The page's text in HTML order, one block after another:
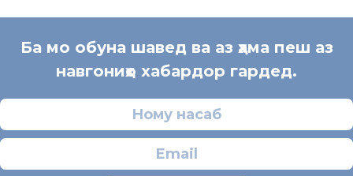
Ба мо обуна шавед ва аз ҳама пеш аз
навгониҳо хабардор гардед.